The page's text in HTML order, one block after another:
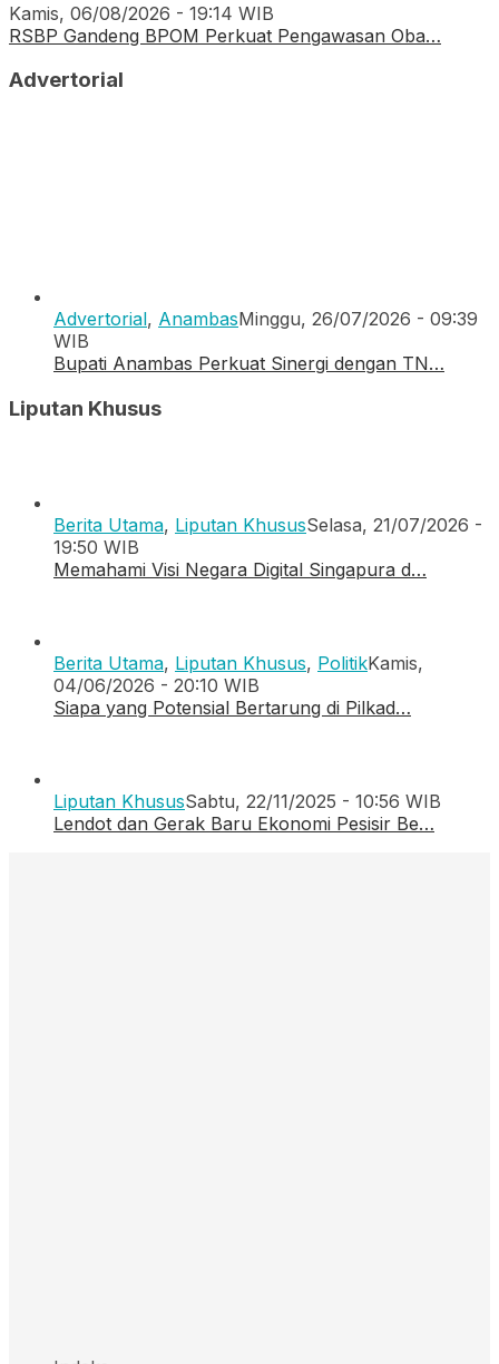
Kamis, 06/08/2026 - 19:14 WIB
RSBP Gandeng BPOM Perkuat Pengawasan Oba…
Advertorial
Advertorial, AnambasMinggu, 26/07/2026 - 09:39
WIB
Bupati Anambas Perkuat Sinergi dengan TN…
Liputan Khusus
Berita Utama, Liputan KhususSelasa, 21/07/2026 -
19:50 WIB
Memahami Visi Negara Digital Singapura d…
Berita Utama, Liputan Khusus, PolitikKamis,
04/06/2026 - 20:10 WIB
Siapa yang Potensial Bertarung di Pilkad…
Liputan KhususSabtu, 22/11/2025 - 10:56 WIB
Lendot dan Gerak Baru Ekonomi Pesisir Be…